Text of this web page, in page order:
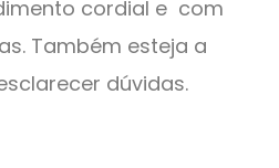
cordial e com
Também esteja a
dúvidas.